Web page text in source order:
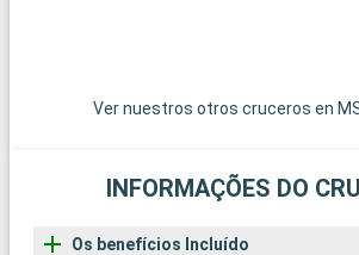
Ver nuestros otros cruceros en
INFORMAÇÕES DO
Os benefícios Incluído